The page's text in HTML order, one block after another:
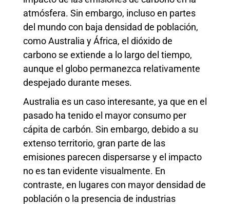
atmósfera. Sin embargo, incluso en partes
del mundo con baja densidad de población,
como Australia y África, el dióxido de
carbono se extiende a lo largo del tiempo,
aunque el globo permanezca relativamente
despejado durante meses.
Australia es un caso interesante, ya que en el
pasado ha tenido el mayor consumo per
cápita de carbón. Sin embargo, debido a su
extenso territorio, gran parte de las
emisiones parecen dispersarse y el impacto
no es tan evidente visualmente. En
contraste, en lugares con mayor densidad de
población o la presencia de industrias